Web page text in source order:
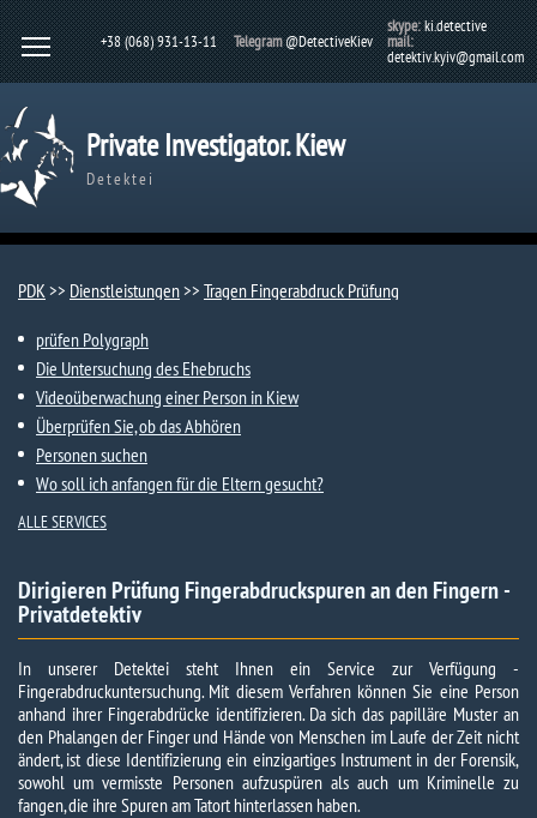
+38 (068) 931-13-11 Telegram@DetectiveKiev
skype:ki.detective
mail:
detektiv.kyiv@gmail.com
Private Investigator. Kiew
Detektei
PDK>> Dienstleistungen>> Tragen Fingerabdruck Prüfung
prüfen Polygraph
Die Untersuchung des Ehebruchs
Videoüberwachung einer Person in Kiew
Überprüfen Sie, ob das Abhören
Personen suchen
Wo soll ich anfangen für die Eltern gesucht?
ALLE SERVICES
Dirigieren Prüfung Fingerabdruckspuren an den Fingern -
Privatdetektiv
In unserer Detektei steht Ihnen ein Service zur Verfügung -
Fingerabdruckuntersuchung. Mit diesem Verfahren können Sie eine Person
anhand ihrer Fingerabdrücke identifizieren. Da sich das papilläre Muster an
den Phalangen der Finger und Hände von Menschen im Laufe der Zeit nicht
ändert, ist diese Identifizierung ein einzigartiges Instrument in der Forensik,
sowohl um vermisste Personen aufzuspüren als auch um Kriminelle zu
fangen, die ihre Spuren am Tatort hinterlassen haben.